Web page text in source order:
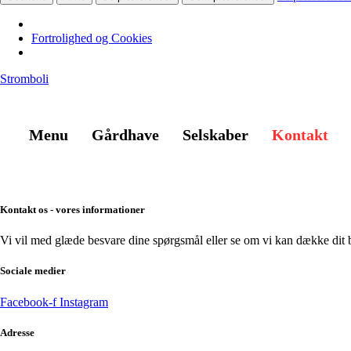
Fortrolighed og Cookies
Stromboli
Menu Gårdhave Selskaber Kontakt
Kontakt os - vores informationer​
Vi vil med glæde besvare dine spørgsmål eller se om vi kan dække dit
Sociale medier
Facebook-f Instagram
Adresse